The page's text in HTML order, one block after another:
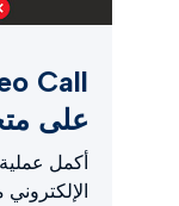
على
أكمل